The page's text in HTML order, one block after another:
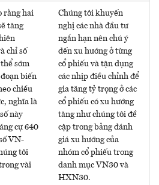
rằng hai
tăng
chỉ số
sớm
biến
chiều
nghĩa là
này
cự 640
VN-
tôi
vài
Chúng tôi khuyến
nghị các nhà đầu tư
ngắn hạn nên chú ý
đến xu hướng ở từng
cổ phiếu và tận dụng
các nhịp điều chỉnh để
gia tăng tỷ trọng ở các
cổ phiếu có xu hướng
tăng như chúng tôi đề
cập trong bảng đánh
giá xu hướng của
nhóm cổ phiếu trong
danh mục VN30 và
HXN30.